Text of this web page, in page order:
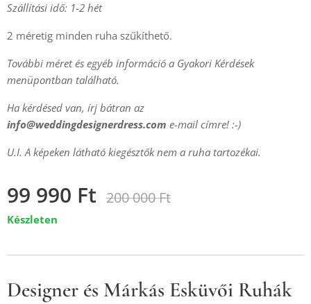
Szállítási idő: 1-2 hét
2 méretig minden ruha szűkíthető.
További méret és egyéb információ a Gyakori Kérdések
menüpontban található.
Ha kérdésed van, írj bátran az
info@weddingdesignerdress.com e-mail címre! :-)
U.I. A képeken látható kiegésztők nem a ruha tartozékai.
99 990 Ft 200 000Ft
Készleten
Designer és Márkás Esküvői Ruhák